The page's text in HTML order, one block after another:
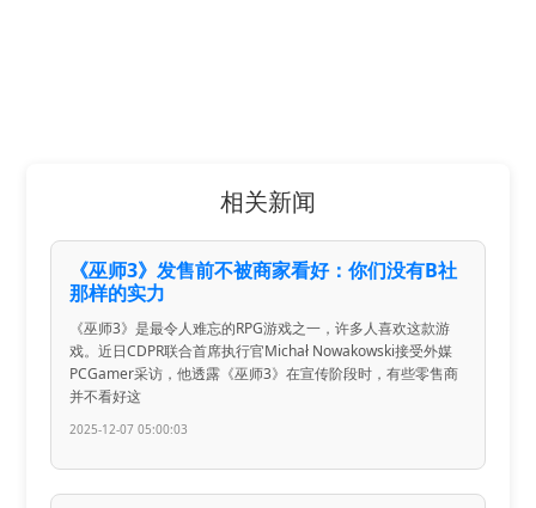
相关新闻
《巫师3》发售前不被商家看好：你们没有B社
那样的实力
《巫师3》是最令人难忘的RPG游戏之一，许多人喜欢这款游
戏。近日CDPR联合首席执行官Michał Nowakowski接受外媒
PCGamer采访，他透露《巫师3》在宣传阶段时，有些零售商
并不看好这
2025-12-07 05:00:03